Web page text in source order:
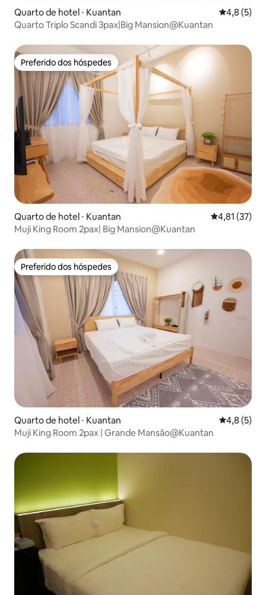
Quarto de hotel ⋅ Kuantan 4,8 de
4,8 (5)
Quarto Triplo Scandi 3pax|Big Mansion@Kuantan
Preferido dos hóspedes
Preferido dos hóspedes
Quarto de hotel ⋅ Kuantan 4,81 de uma
4,81 (37)
Muji King Room 2pax| Big Mansion@Kuantan
Preferido dos hóspedes
Preferido dos hóspedes
Quarto de hotel ⋅ Kuantan 4,8 de
4,8 (5)
Muji King Room 2pax | Grande Mansão@Kuantan